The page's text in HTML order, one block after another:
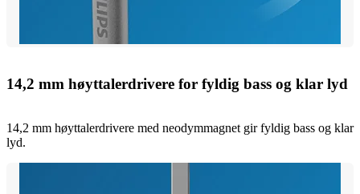
14,2 mm høyttalerdrivere for fyldig bass og klar lyd
14,2 mm høyttalerdrivere med neodymmagnet gir fyldig bass og klar
lyd.